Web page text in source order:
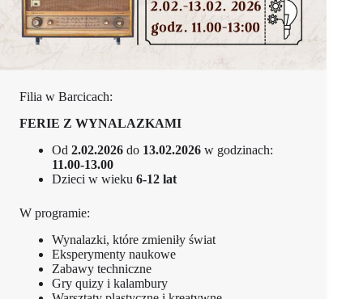
Filia w Barcicach:
FERIE Z WYNALAZKAMI
Od 2.02.2026 do 13.02.2026 w godzinach:
11.00-13.00
Dzieci w wieku 6-12 lat
W programie:
Wynalazki, które zmieniły świat
Eksperymenty naukowe
Zabawy techniczne
Gry quizy i kalambury